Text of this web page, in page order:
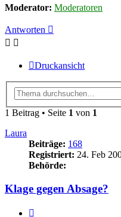
Moderator: Moderatoren
Antworten
Druckansicht
1 Beitrag • Seite 1 von 1
Laura
Beiträge: 168
Registriert: 24. Feb
Behörde:
Klage gegen Absage?